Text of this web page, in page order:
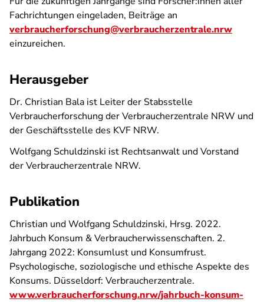
Fachrichtungen eingeladen, Beiträge an
verbraucherforschung@verbraucherzentrale.nrw
einzureichen.
Herausgeber
Dr. Christian Bala ist Leiter der Stabsstelle
Verbraucherforschung der Verbraucherzentrale NRW und
der Geschäftsstelle des KVF NRW.
Wolfgang Schuldzinski ist Rechtsanwalt und Vorstand
der Verbraucherzentrale NRW.
Publikation
Christian und Wolfgang Schuldzinski, Hrsg. 2022.
Jahrbuch Konsum & Verbraucherwissenschaften. 2.
Jahrgang 2022: Konsumlust und Konsumfrust.
Psychologische, soziologische und ethische Aspekte des
Konsums. Düsseldorf: Verbraucherzentrale.
www.verbraucherforschung.nrw/jahrbuch-konsum-